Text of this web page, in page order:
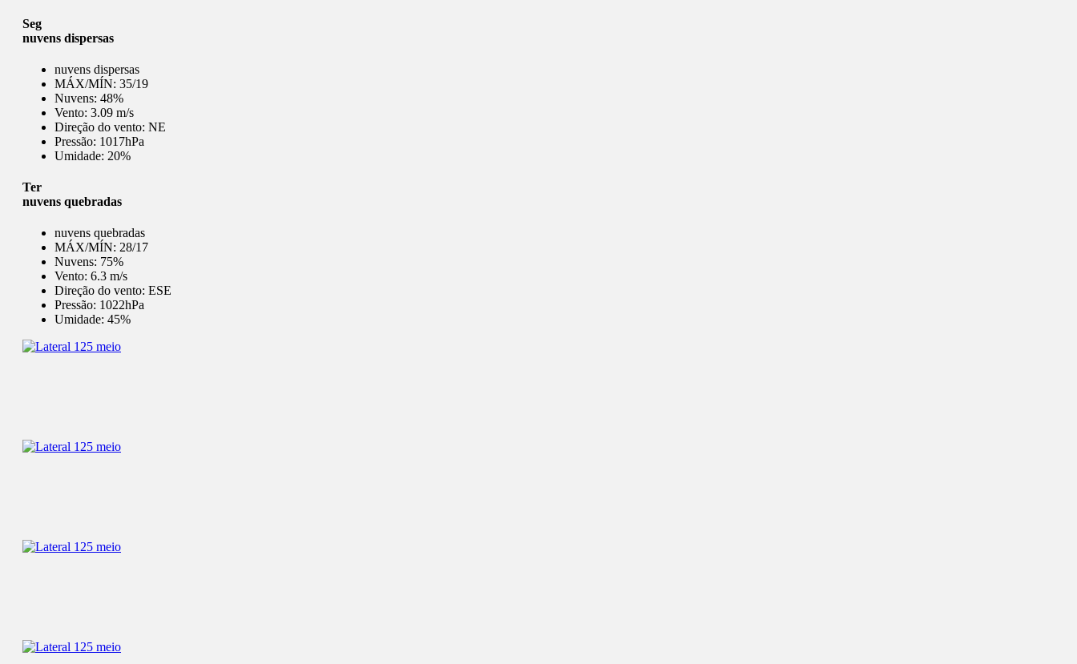
Seg
nuvens dispersas
nuvens dispersas
MÁX/MÍN: 35/19
Nuvens: 48%
Vento: 3.09 m/s
Direção do vento: NE
Pressão: 1017hPa
Umidade: 20%
Ter
nuvens quebradas
nuvens quebradas
MÁX/MÍN: 28/17
Nuvens: 75%
Vento: 6.3 m/s
Direção do vento: ESE
Pressão: 1022hPa
Umidade: 45%